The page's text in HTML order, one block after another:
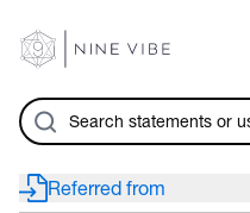
Referred from